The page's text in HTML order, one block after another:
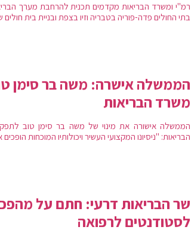
רמ"י ומשרד הבריאות מקדמים תכנית להרחבת מערך
בתי החולים פדה-פוריה בטבריה וזיו בצפת ובניית בית
הממשלה אישרה: משה בר סימן
משרד הבריאות
הממשלה אישורה את מינוי של משה בר סימן טוב
הבריאות: "ניסיונו המקצועי העשיר ויכולותיו המוכחות
שר הבריאות דרעי: חתם על
לסטודנטים לרפואה